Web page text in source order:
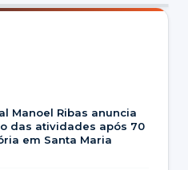
Manoel Ribas anuncia
das atividades após 70
em Santa Maria